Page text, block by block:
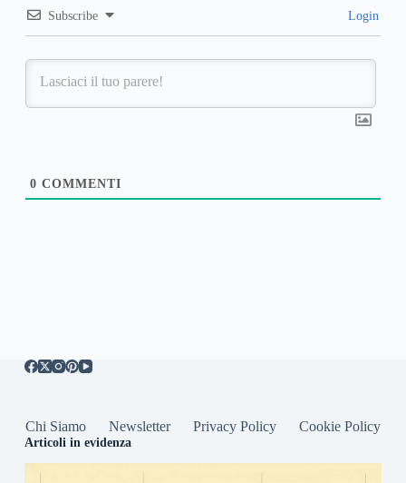
Subscribe Login
0 COMMENTI
Chi Siamo Newsletter Privacy Policy Cookie Policy
Articoli in evidenza